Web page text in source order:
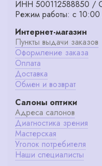
ИНН 500112588850 /
Режим работы: с
Интернет-магазин
Пункты выдачи заказов
Оформление заказа
Оплата
Доставка
Обмен и возврат
Салоны оптики
Адреса салонов
Диагностика зрения
Мастерская
Уголок потребителя
Наши специалисты